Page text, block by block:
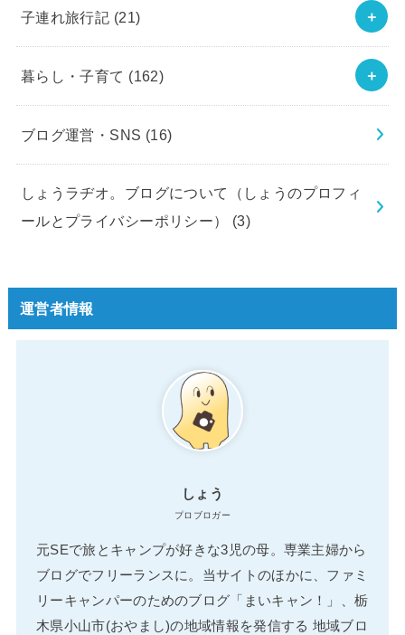
子連れ旅行記 (21)
暮らし・子育て (162)
ブログ運営・SNS (16)
しょうラヂオ。ブログについて（しょうのプロフィ
ールとプライバシーポリシー） (3)
運営者情報
しょう
プロブロガー
元SEで旅とキャンプが好きな3児の母。専業主婦から
ブログでフリーランスに。当サイトのほかに、ファミ
リーキャンパーのためのブログ「まいキャン！」、栃
木県小山市(おやまし)の地域情報を発信する 地域ブロ